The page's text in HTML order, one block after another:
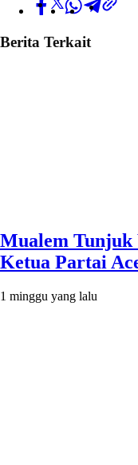
Berita Terkait
Mualem Tunjuk
Ketua Partai
1 minggu yang lalu